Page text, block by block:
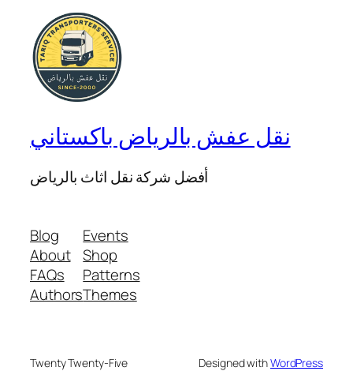
نقل عفش بالرياض باكستاني
أفضل شركة نقل اثاث بالرياض
Blog
About
FAQs
Authors
Events
Shop
Patterns
Themes
Twenty Twenty-Five Designed withWordPress